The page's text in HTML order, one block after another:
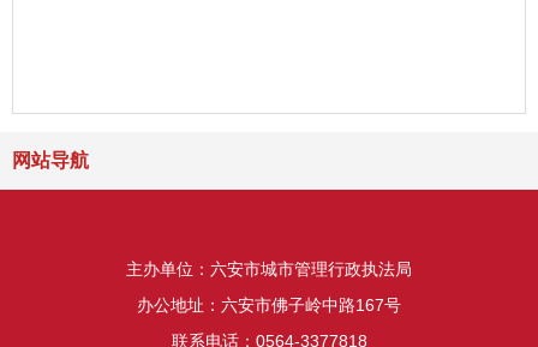
网站导航
主办单位：六安市城市管理行政执法局
办公地址：六安市佛子岭中路167号
联系电话：0564-3377818